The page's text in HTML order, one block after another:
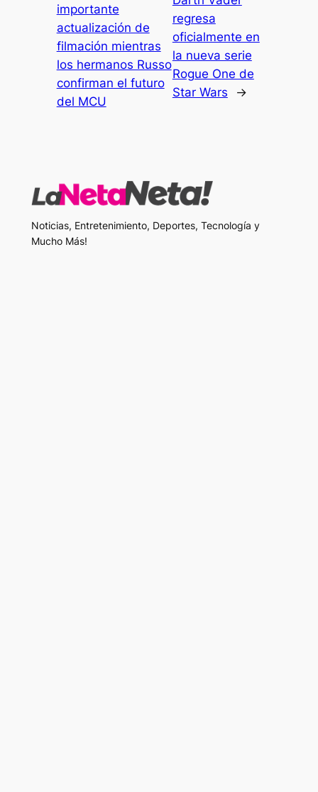
importante
actualización de
filmación mientras
los hermanos Russo
confirman el futuro
del MCU
regresa
oficialmente en
la nueva serie
Rogue One de
Star Wars
→
Noticias, Entretenimiento, Deportes, Tecnología y
Mucho Más!